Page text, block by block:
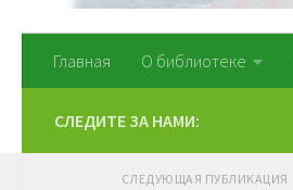
Главная О библиотеке
СЛЕДИТЕ ЗА НАМИ:
СЛЕДУЮЩАЯ ПУБЛИКАЦИЯ